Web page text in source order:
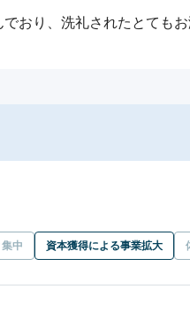
おり、洗礼されたとてもお
中 資本獲得による事業拡大